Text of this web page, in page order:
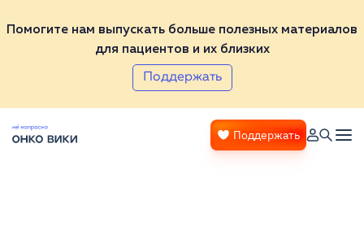
Помогите нам выпускать больше полезных материалов
для пациентов и их близких
Поддержать
Поддержать